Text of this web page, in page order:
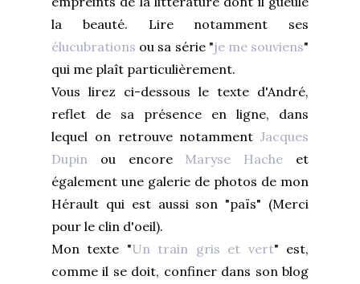
la beauté. Lire notamment ses
élucubrations ou sa série "je me souviens"
qui me plaît particulièrement.
Vous lirez ci-dessous le texte d'André,
reflet de sa présence en ligne, dans
lequel on retrouve notamment Jacques
Dupin ou encore Maryse Hache et
également une galerie de photos de mon
Hérault qui est aussi son "païs" (Merci
pour le clin d'oeil).
Mon texte "Un train gris et vert" est,
comme il se doit, confiner dans son blog